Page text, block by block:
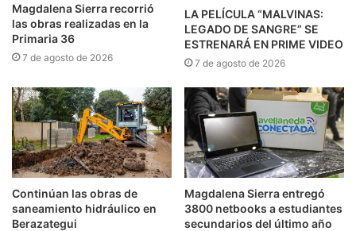
Magdalena Sierra recorrió
las obras realizadas en la
Primaria 36
7 de agosto de 2026
LA PELÍCULA “MALVINAS:
LEGADO DE SANGRE” SE
ESTRENARÁ EN PRIME VIDEO
7 de agosto de 2026
Continúan las obras de
saneamiento hidráulico en
Berazategui
Magdalena Sierra entregó
3800 netbooks a estudiantes
secundarios del último año